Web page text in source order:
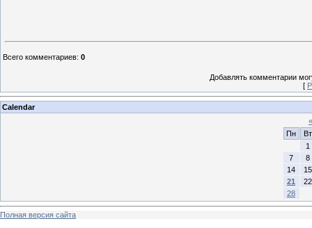
Всего комментариев: 0
Добавлять комментарии
[
Calendar
«
Пн
Вт
1
7
8
14
15
21
22
28
Полная версия сайта